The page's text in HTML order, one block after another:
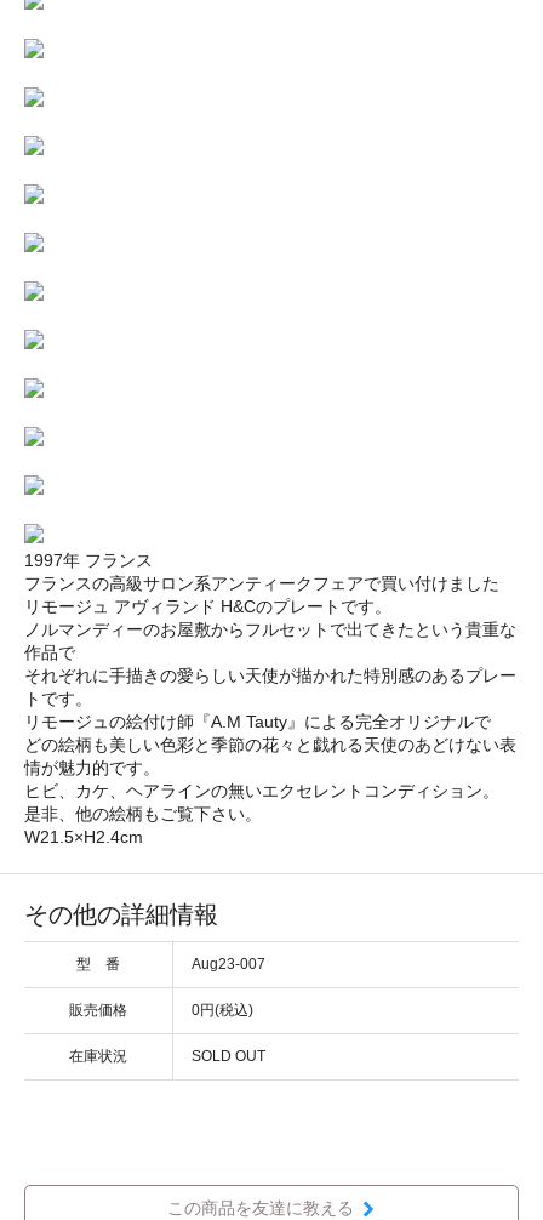
1997年 フランス
フランスの高級サロン系アンティークフェアで買い付けました
リモージュ アヴィランド H&Cのプレートです。
ノルマンディーのお屋敷からフルセットで出てきたという貴重な
作品で
それぞれに手描きの愛らしい天使が描かれた特別感のあるプレー
トです。
リモージュの絵付け師『A.M Tauty』による完全オリジナルで
どの絵柄も美しい色彩と季節の花々と戯れる天使のあどけない表
情が魅力的です。
ヒビ、カケ、ヘアラインの無いエクセレントコンディション。
是非、他の絵柄もご覧下さい。
W21.5×H2.4cm
その他の詳細情報
型 番 Aug23-007
販売価格 0円(税込)
在庫状況 SOLD OUT
この商品を友達に教える